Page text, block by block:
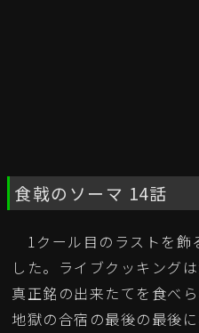
食戟のソーマ 14話
1クール目のラストを飾
した。ライブクッキング
真正銘の出来たてを食べ
地獄の合宿の最後の最後